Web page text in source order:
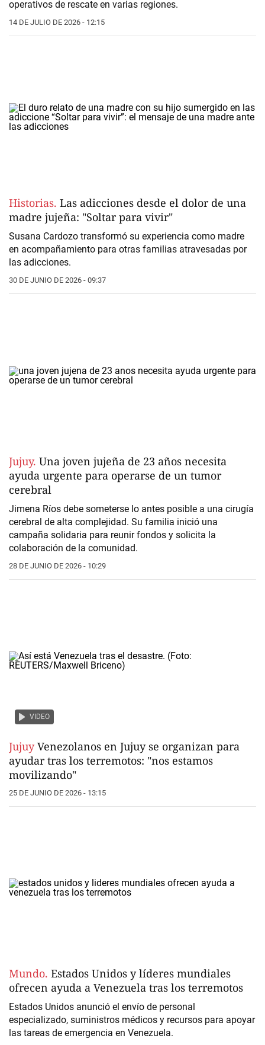
operativos de rescate en varias regiones.
14 DE JULIO DE 2026 - 12:15
Historias. Las adicciones desde el dolor de una
madre jujeña: "Soltar para vivir"
Susana Cardozo transformó su experiencia como madre
en acompañamiento para otras familias atravesadas por
las adicciones.
30 DE JUNIO DE 2026 - 09:37
Jujuy. Una joven jujeña de 23 años necesita
ayuda urgente para operarse de un tumor
cerebral
Jimena Ríos debe someterse lo antes posible a una cirugía
cerebral de alta complejidad. Su familia inició una
campaña solidaria para reunir fondos y solicita la
colaboración de la comunidad.
28 DE JUNIO DE 2026 - 10:29
VIDEO
Jujuy Venezolanos en Jujuy se organizan para
ayudar tras los terremotos: "nos estamos
movilizando"
25 DE JUNIO DE 2026 - 13:15
Mundo. Estados Unidos y líderes mundiales
ofrecen ayuda a Venezuela tras los terremotos
Estados Unidos anunció el envío de personal
especializado, suministros médicos y recursos para apoyar
las tareas de emergencia en Venezuela.